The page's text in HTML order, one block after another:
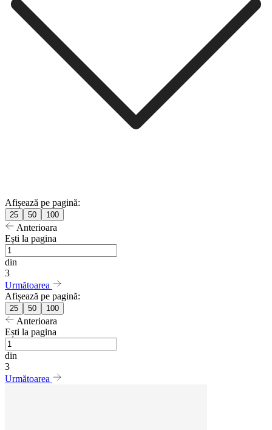
Afișează pe pagină:
25 50 100
Anterioara
Ești la pagina
din
3
Următoarea
Afișează pe pagină:
25 50 100
Anterioara
Ești la pagina
din
3
Următoarea